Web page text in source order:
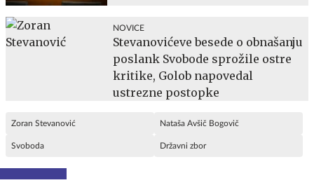
NOVICE
Stevanovićeve besede o obnašanju
poslank Svobode sprožile ostre
kritike, Golob napovedal
ustrezne postopke
Zoran Stevanović Nataša Avšič Bogovič
Svoboda Državni zbor